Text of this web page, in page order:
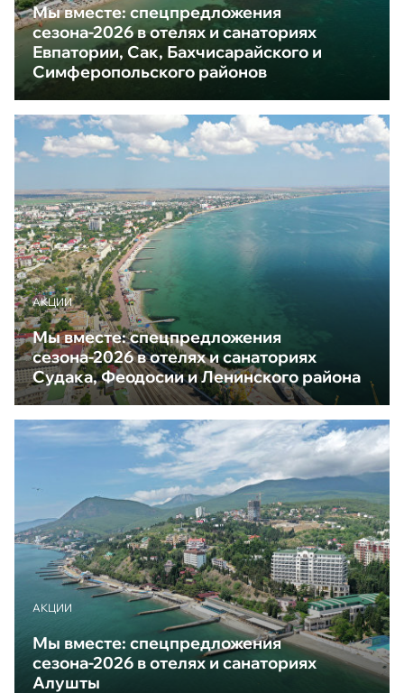
Мы вместе: спецпредложения
сезона-2026 в отелях и санаториях
Евпатории, Сак, Бахчисарайского и
Симферопольского районов
АКЦИИ
Мы вместе: спецпредложения
сезона-2026 в отелях и санаториях
Судака, Феодосии и Ленинского района
АКЦИИ
Мы вместе: спецпредложения
сезона-2026 в отелях и санаториях
Алушты